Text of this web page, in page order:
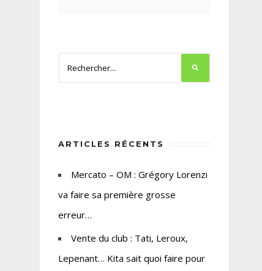
ARTICLES RÉCENTS
Mercato – OM : Grégory Lorenzi
va faire sa première grosse
erreur…
Vente du club : Tati, Leroux,
Lepenant… Kita sait quoi faire pour